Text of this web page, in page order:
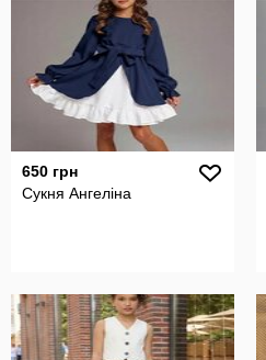
650 грн
Сукня Ангеліна